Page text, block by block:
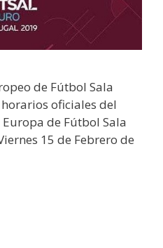
de Fútbol Sala
oficiales del
de Fútbol Sala
15 de Febrero de